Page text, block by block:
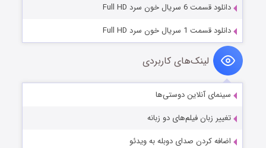
دانلود قسمت 6 سریال خون سرد Full HD
دانلود قسمت 1 سریال خون سرد Full HD
لینک‌های کاربردی
سینمای آنلاین دوستی‌ها
تغییر زبان فیلم‌های دو زبانه
اضافه کردن صدای دوبله به ویدئو